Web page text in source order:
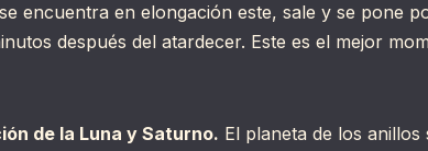
encuentra en elongación este, sale y se pone
después del atardecer. Este es el mejor
de la Luna y Saturno. El planeta de los